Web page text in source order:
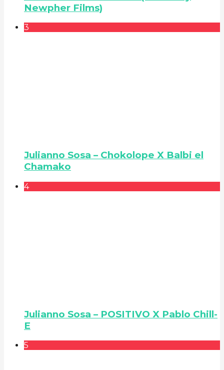
Newpher Films)
3
Julianno Sosa – Chokolope X Balbi el
Chamako
4
Julianno Sosa – POSITIVO X Pablo Chill-
E
5